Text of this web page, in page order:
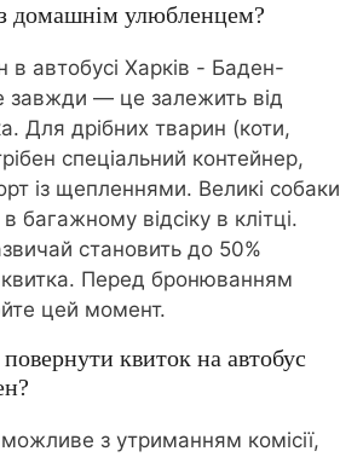
домашнім улюбленцем?
в автобусі Харків - Баден-
завжди — це залежить від
Для дрібних тварин (коти,
спеціальний контейнер,
із щепленнями. Великі собаки
багажному відсіку в клітці.
становить до 50%
квитка. Перед бронюванням
цей момент.
квиток на автобус
з утриманням комісії,